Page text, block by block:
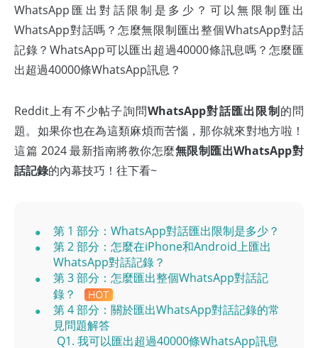
WhatsApp匯出對話限制是多少？可以無限制匯出
WhatsApp對話嗎？怎麼無限制匯出整個WhatsApp對話
記錄？WhatsApp可以匯出超過40000條訊息嗎？怎麼匯
出超過40000條WhatsApp訊息？
Reddit上有不少帖子詢問WhatsApp對話匯出限制的問
題。如果你也在為這類麻煩而苦惱，那你就來對地方啦！
這篇 2024 最新指南將教你怎麼無限制匯出WhatsApp對
話記錄的內幕技巧！往下看~
第 1 部分：WhatsApp對話匯出限制是多少？
第 2 部分：怎麼在iPhone和Android上匯出
WhatsApp對話記錄？
第 3 部分：怎麼匯出整個WhatsApp對話記
錄？
第 4 部分：關於匯出WhatsApp對話記錄的常
見問題解答
Q1. 我可以匯出超過40000條WhatsApp訊息